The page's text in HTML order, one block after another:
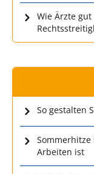
Wie Ärzte
So gestalten
Sommerhitze
Arbeiten ist